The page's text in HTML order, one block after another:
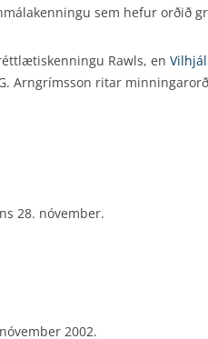
LEIKSKÓLAR
sem hefur orðið
Rawls, en
Arngrímsson ritar
28. nóvember.
2002.